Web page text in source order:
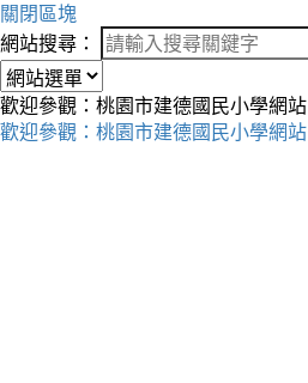
關閉區塊
網站搜尋：
歡迎參觀：桃園市建德國民小學網站
歡迎參觀：桃園市建德國民小學網站